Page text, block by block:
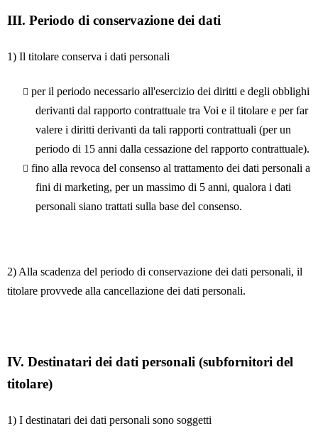
III. Periodo di conservazione dei dati
1) Il titolare conserva i dati personali
per il periodo necessario all'esercizio dei diritti e degli obblighi
derivanti dal rapporto contrattuale tra Voi e il titolare e per far
valere i diritti derivanti da tali rapporti contrattuali (per un
periodo di 15 anni dalla cessazione del rapporto contrattuale).
fino alla revoca del consenso al trattamento dei dati personali a
fini di marketing, per un massimo di 5 anni, qualora i dati
personali siano trattati sulla base del consenso.
2) Alla scadenza del periodo di conservazione dei dati personali, il
titolare provvede alla cancellazione dei dati personali.
IV. Destinatari dei dati personali (subfornitori del
titolare)
1) I destinatari dei dati personali sono soggetti